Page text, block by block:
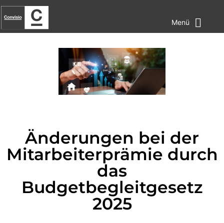
Menü
Änderungen bei der
Mitarbeiterprämie durch
das
Budgetbegleitgesetz
2025